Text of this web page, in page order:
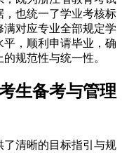
，也统一了学业考核标
对应专业全部规定学
，顺利申请毕业，确
规范性与统一性。
生备考与管理
清晰的目标指引与规